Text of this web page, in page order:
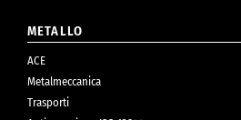
METALLO
ACE
Metalmeccanica
Trasporti